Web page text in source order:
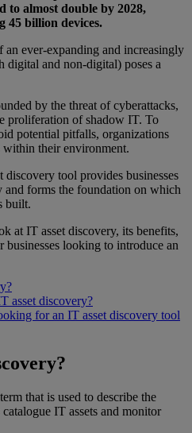
to almost double by 2028,
45 billion devices.
an ever-expanding and increasingly
digital and non-digital) poses a
by the threat of cyberattacks,
proliferation of shadow IT. To
potential pitfalls, organizations
their environment.
discovery tool provides businesses
forms the foundation on which
built.
at IT asset discovery, its benefits,
looking to introduce an
asset discovery?
for an IT asset discovery tool
that is used to describe the
IT assets and monitor